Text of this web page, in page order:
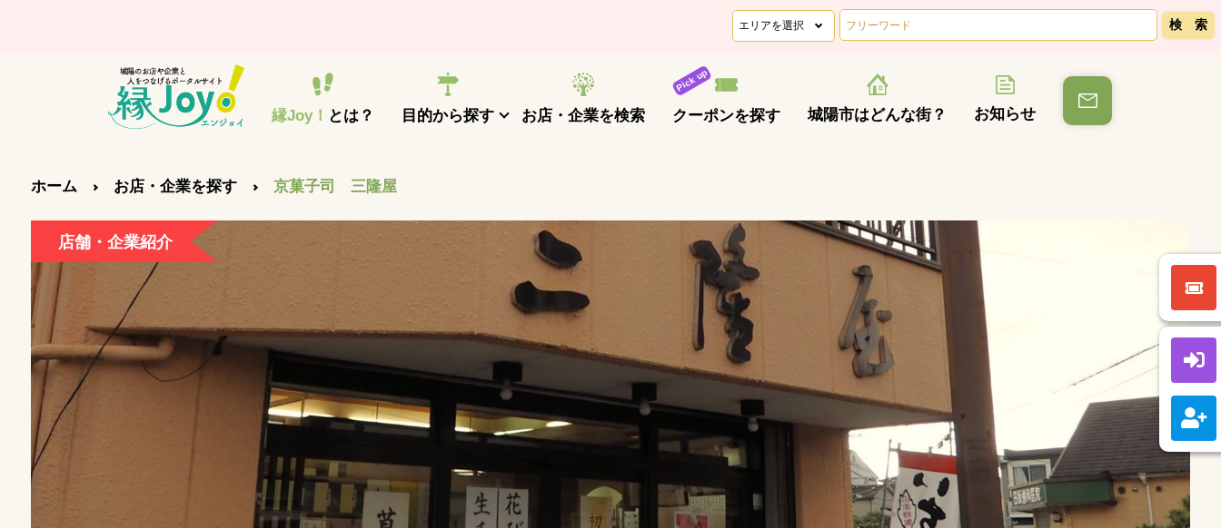
縁Joy！ とは？ 目的から探す お店・企業を検索 クーポンを探す 城陽市はどんな街？ お知らせ
ホーム お店・企業を探す 京菓子司 三隆屋
店舗・企業紹介